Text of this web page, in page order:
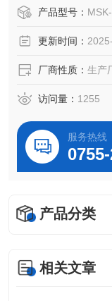
产品型号：
更新时间：
厂商性质： 生产
访问量： 1255
服务热线
产品分类
相关文章